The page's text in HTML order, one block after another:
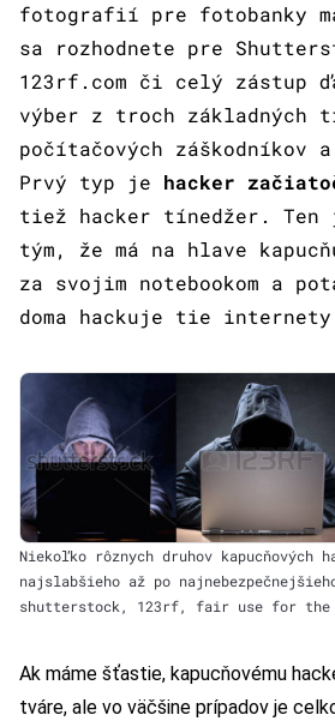
fotografií pre fotobanky
sa rozhodnete pre
123rf.com či celý zástup
výber z troch základných
počítačových záškodníkov
Prvý typ je hacker
tiež hacker tínedžer.
tým, že má na hlave
za svojim notebookom a
doma hackuje tie
Niekoľko rôznych druhov kapucňových
najslabšieho až po
shutterstock, 123rf, fair use for the
Ak máme šťastie, kapucňovému
tváre, ale vo väčšine prípadov je